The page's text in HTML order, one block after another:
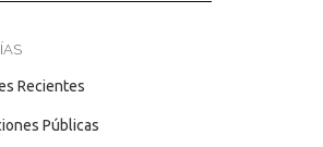
Recientes
Públicas